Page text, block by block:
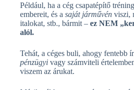
Például, ha a cég csapatépítő
embereit, és a saját járművén viszi,
italokat, stb., bármit – ez NEM
alól.
Tehát, a céges buli, ahogy fentebb
pénzügyi vagy számviteli
viszem az árukat.